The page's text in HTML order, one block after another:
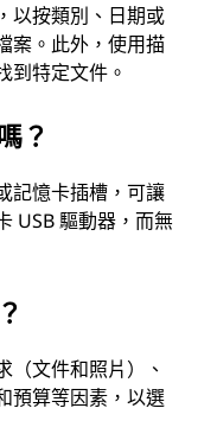
以按類別、日期或
案。此外，使用描
到特定文件。
？
記憶卡插槽，可讓
USB 驅動器，而無
（文件和照片）、
預算等因素，以選